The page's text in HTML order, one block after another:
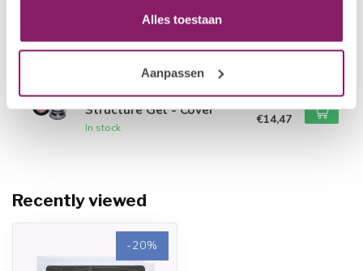
Alles toestaan
Aanpassen
I.AM NAIL SYSTEMS
In stock
€14,47
I.AM NAIL SYSTEMS
Structure Gel - Cover
In stock
€14,47
Recently viewed
-20%